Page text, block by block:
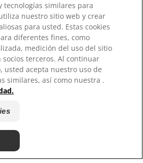
Company. Todos los derechos
reservados.
de datos
personal
tecnologías similares para
nuestro sitio web y crear
para usted. Estas cookies
diferentes fines, como
medición del uso del sitio
socios terceros. Al continuar
usted acepta nuestro uso de
similares, así como nuestra .